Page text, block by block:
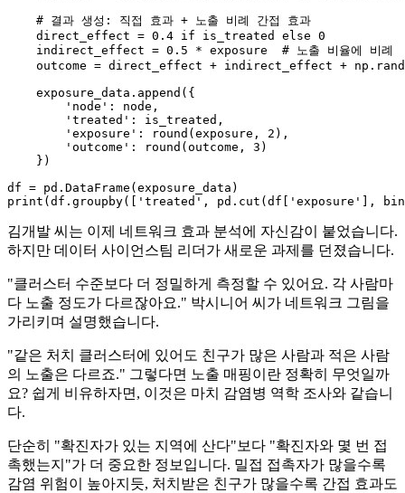
# 결과 생성: 직접 효과 + 노출 비례 간접 효과
    direct_effect =
0.4 if is_treated else 0
    indirect_effect =
0.5 * exposure # 노출 비율에 비례
outcome = direct_effect + indirect_effect +
    exposure_data.append({
'node' : node,
'treated' : is_treated,
'exposure' : round (exposure, 2 ),
'outcome' : round (outcome, 3 )
    })
print (df.groupby([ 'treated' , pd.cut(df[ 'exposure' ],
김개발 씨는 이제 네트워크 효과 분석에 자신감이 붙었습니다.
하지만 데이터 사이언스팀 리더가 새로운 과제를 던졌습니다.
"클러스터 수준보다 더 정밀하게 측정할 수 있어요. 각 사람마
다 노출 정도가 다르잖아요." 박시니어 씨가 네트워크 그림을
가리키며 설명했습니다.
"같은 처치 클러스터에 있어도 친구가 많은 사람과 적은 사람
의 노출은 다르죠." 그렇다면 노출 매핑이란 정확히 무엇일까
요? 쉽게 비유하자면, 이것은 마치 감염병 역학 조사와 같습니
다.
단순히 "확진자가 있는 지역에 산다"보다 "확진자와 몇 번 접
촉했는지"가 더 중요한 정보입니다. 밀접 접촉자가 많을수록
감염 위험이 높아지듯, 처치받은 친구가 많을수록 간접 효과도